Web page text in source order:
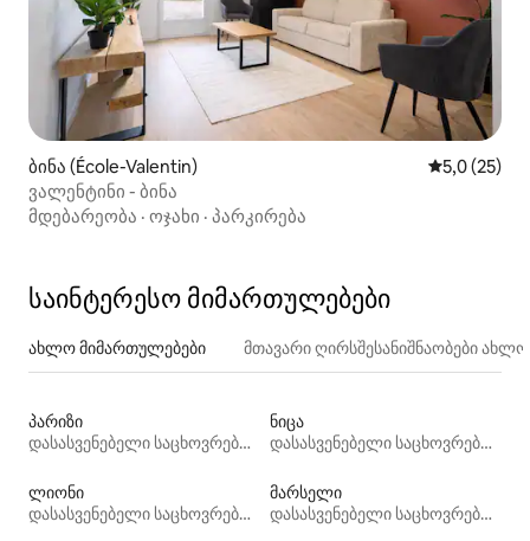
ბინა (École-Valentin) საშუალო
5,0 (25)
ვალენტინი - ბინა
მდებარეობა · ოჯახი · პარკირება
საინტერესო მიმართულებები
ახლო მიმართულებები მთავარი ღირსშესანიშნაობები
პარიზი
დასასვენებელი საცხოვრებლები
ნიცა
დასასვენებელი საცხოვრებლები
ლიონი
დასასვენებელი საცხოვრებლები
მარსელი
დასასვენებელი საცხოვრებლები